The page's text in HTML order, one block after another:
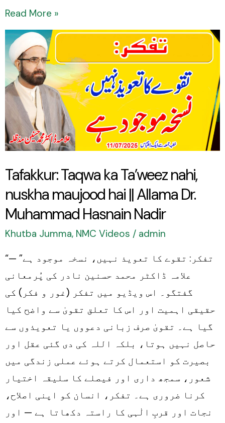
Read More »
Tafakkur: Taqwa ka Ta’weez nahi,
nuskha maujood hai || Allama Dr.
Muhammad Hasnain Nadir
Khutba Jumma, NMC Videos / admin
“تفکر: تقوے کا تعویذ نہیں، نسخہ موجود ہے” —
علامہ ڈاکٹر محمد حسنین نادر کی پُرمعانی
گفتگو۔ اس ویڈیو میں تفکر (غور و فکر) کی
حقیقی اہمیت اور اس کا تعلق تقویٰ سے واضح کیا
گیا ہے۔ تقویٰ صرف زبانی دعووں یا تعویذوں سے
حاصل نہیں ہوتا، بلکہ اللہ کی دی گئی عقل اور
بصیرت کو استعمال کرتے ہوئے عملی زندگی میں
شعور، سمجھ داری اور فیصلے کا سلیقہ اختیار
کرنا ضروری ہے۔ تفکر، انسان کو اپنی اصلاح،
نجات اور قربِ الٰہی کا راستہ دکھاتا ہے — اور
Tafakkur:
Taqwa
ka
Ta’weez
nahi,
nuskha
maujood
||
Allama
Dr.
Nadir